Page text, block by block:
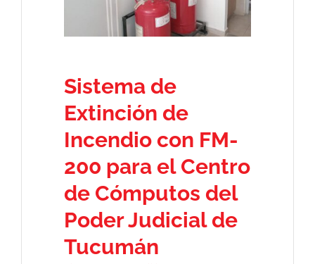
Sistema de
Extinción de
Incendio con FM-
200 para el Centro
de Cómputos del
Poder Judicial de
Tucumán